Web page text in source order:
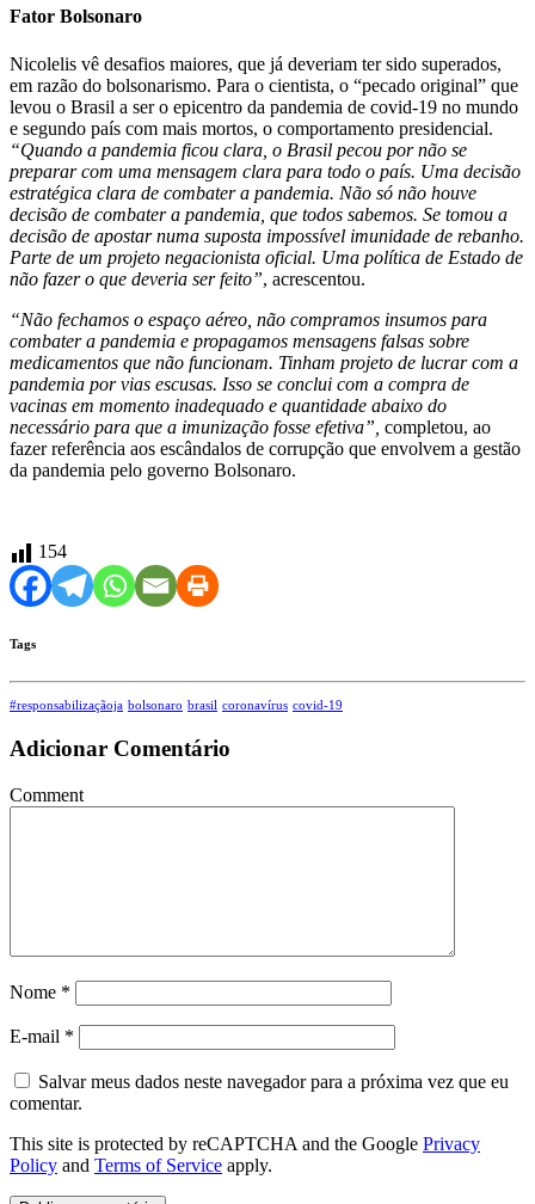
Fator Bolsonaro
Nicolelis vê desafios maiores, que já deveriam ter sido superados,
em razão do bolsonarismo. Para o cientista, o “pecado original” que
levou o Brasil a ser o epicentro da pandemia de covid-19 no mundo
e segundo país com mais mortos, o comportamento presidencial.
“Quando a pandemia ficou clara, o Brasil pecou por não se
preparar com uma mensagem clara para todo o país. Uma decisão
estratégica clara de combater a pandemia. Não só não houve
decisão de combater a pandemia, que todos sabemos. Se tomou a
decisão de apostar numa suposta impossível imunidade de rebanho.
Parte de um projeto negacionista oficial. Uma política de Estado de
não fazer o que deveria ser feito”, acrescentou.
“Não fechamos o espaço aéreo, não compramos insumos para
combater a pandemia e propagamos mensagens falsas sobre
medicamentos que não funcionam. Tinham projeto de lucrar com a
pandemia por vias escusas. Isso se conclui com a compra de
vacinas em momento inadequado e quantidade abaixo do
necessário para que a imunização fosse efetiva”, completou, ao
fazer referência aos escândalos de corrupção que envolvem a gestão
da pandemia pelo governo Bolsonaro.
154
Tags
#responsabilizaçãoja bolsonaro brasil coronavírus covid-19
Adicionar Comentário
Comment
Nome *
E-mail *
Salvar meus dados neste navegador para a próxima vez que eu
comentar.
This site is protected by reCAPTCHA and the Google Privacy
Policy and Terms of Service apply.